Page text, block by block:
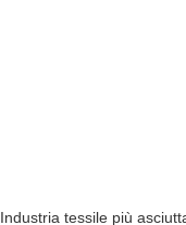
Industria tessile più